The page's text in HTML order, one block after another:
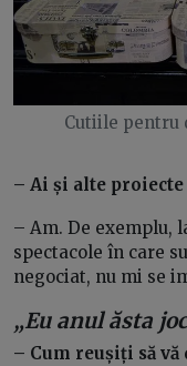
Cutiile pentru
– Ai și alte proiecte
– Am. De exemplu,
spectacole în care
negociat, nu mi se
„Eu anul ăsta
– Cum reușiți să